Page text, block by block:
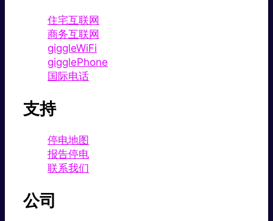
住宅互联网
商务互联网
giggleWiFi
gigglePhone
国际电话
支持
停电地图
报告停电
联系我们
公司